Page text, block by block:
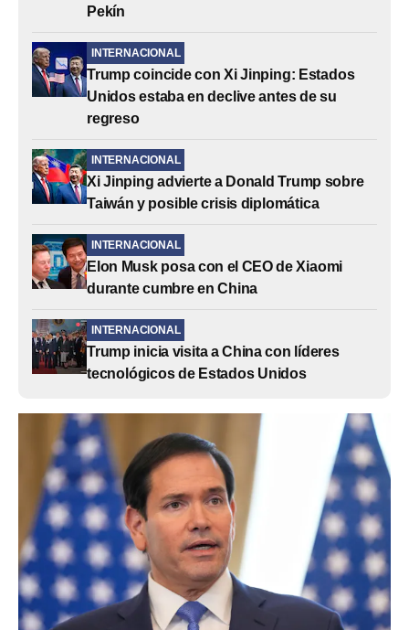
Pekín
INTERNACIONAL
Trump coincide con Xi Jinping: Estados
Unidos estaba en declive antes de su
regreso
INTERNACIONAL
Xi Jinping advierte a Donald Trump sobre
Taiwán y posible crisis diplomática
INTERNACIONAL
Elon Musk posa con el CEO de Xiaomi
durante cumbre en China
INTERNACIONAL
Trump inicia visita a China con líderes
tecnológicos de Estados Unidos